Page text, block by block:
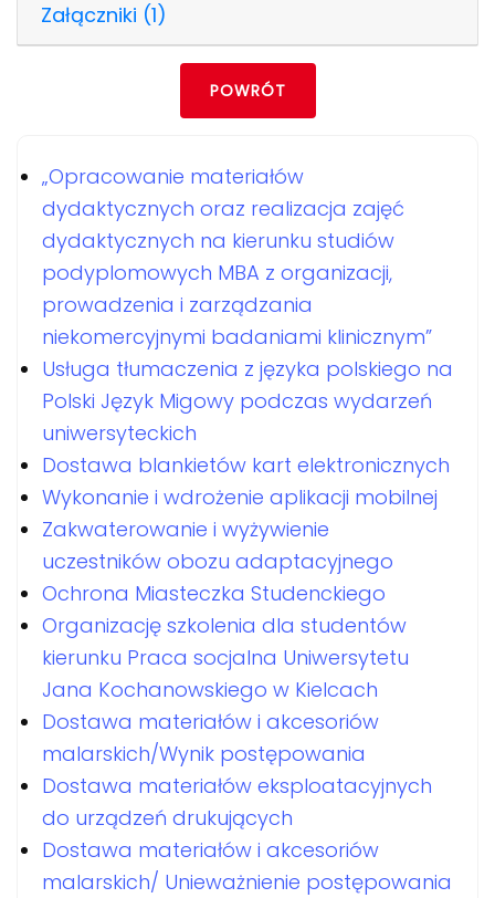
Załączniki (1)
POWRÓT
„Opracowanie materiałów
dydaktycznych oraz realizacja zajęć
dydaktycznych na kierunku studiów
podyplomowych MBA z organizacji,
prowadzenia i zarządzania
niekomercyjnymi badaniami klinicznym”
Usługa tłumaczenia z języka polskiego na
Polski Język Migowy podczas wydarzeń
uniwersyteckich
Dostawa blankietów kart elektronicznych
Wykonanie i wdrożenie aplikacji mobilnej
Zakwaterowanie i wyżywienie
uczestników obozu adaptacyjnego
Ochrona Miasteczka Studenckiego
Organizację szkolenia dla studentów
kierunku Praca socjalna Uniwersytetu
Jana Kochanowskiego w Kielcach
Dostawa materiałów i akcesoriów
malarskich/Wynik postępowania
Dostawa materiałów eksploatacyjnych
do urządzeń drukujących
Dostawa materiałów i akcesoriów
malarskich/ Unieważnienie postępowania